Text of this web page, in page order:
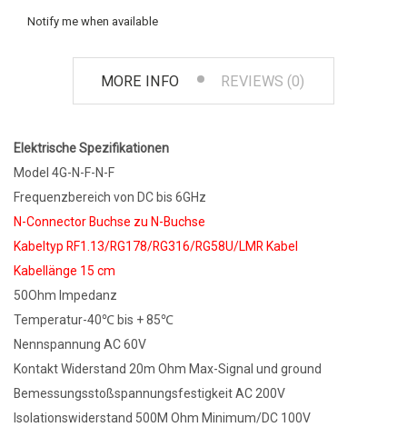
Notify me when available
MORE INFO REVIEWS (0)
Elektrische Spezifikationen
Model 4G-N-F-N-F
Frequenzbereich von DC bis 6GHz
N-Connector Buchse zu N-Buchse
Kabeltyp RF1.13/RG178/RG316/RG58U/LMR Kabel
Kabellänge 15 cm
50Ohm Impedanz
Temperatur-40℃ bis + 85℃
Nennspannung AC 60V
Kontakt Widerstand 20m Ohm Max-Signal und ground
Bemessungsstoßspannungsfestigkeit AC 200V
Isolationswiderstand 500M Ohm Minimum/DC 100V